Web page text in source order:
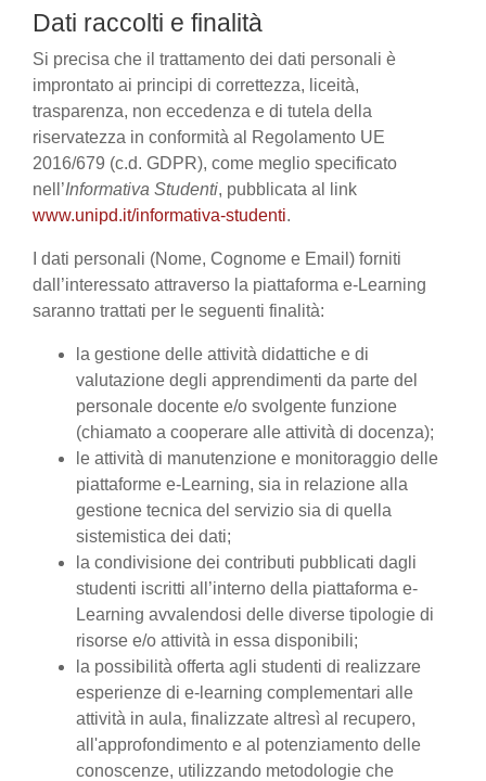
Dati raccolti e finalità
Si precisa che il trattamento dei dati personali è
improntato ai principi di correttezza, liceità,
trasparenza, non eccedenza e di tutela della
riservatezza in conformità al Regolamento UE
2016/679 (c.d. GDPR), come meglio specificato
nell’Informativa Studenti, pubblicata al link
www.unipd.it/informativa-studenti.
I dati personali (Nome, Cognome e Email) forniti
dall’interessato attraverso la piattaforma e-Learning
saranno trattati per le seguenti finalità:
la gestione delle attività didattiche e di
valutazione degli apprendimenti da parte del
personale docente e/o svolgente funzione
(chiamato a cooperare alle attività di docenza);
le attività di manutenzione e monitoraggio delle
piattaforme e-Learning, sia in relazione alla
gestione tecnica del servizio sia di quella
sistemistica dei dati;
la condivisione dei contributi pubblicati dagli
studenti iscritti all’interno della piattaforma e-
Learning avvalendosi delle diverse tipologie di
risorse e/o attività in essa disponibili;
la possibilità offerta agli studenti di realizzare
esperienze di e-learning complementari alle
attività in aula, finalizzate altresì al recupero,
all'approfondimento e al potenziamento delle
conoscenze, utilizzando metodologie che